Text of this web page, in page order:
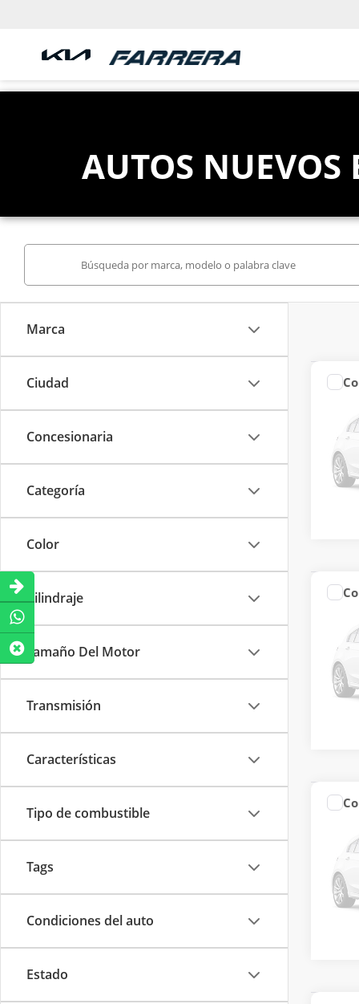
AUTOS NUEVOS
Marca
Ciudad
Concesionaria
Categoría
Color
Cilindraje
Tamaño Del Motor
Transmisión
Características
Tipo de combustible
Tags
Condiciones del auto
Estado
Jac
VIN:
Precio:
Jac
VIN:
Precio:
Jac
VIN:
Precio: